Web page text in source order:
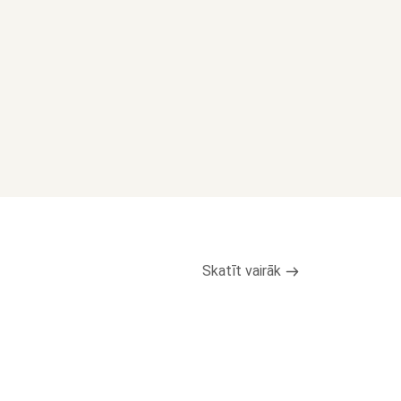
Skatīt vairāk